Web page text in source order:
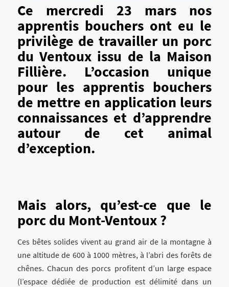
Ce mercredi 23 mars nos
apprentis bouchers ont eu le
privilège de travailler un porc
du Ventoux issu de la Maison
Fillière. L’occasion unique
pour les apprentis bouchers
de mettre en application leurs
connaissances et d’apprendre
autour de cet animal
d’exception.
Mais alors, qu’est-ce que le
porc du Mont-Ventoux ?
Ces bêtes solides vivent au grand air de la montagne à
une altitude de 600 à 1000 mètres, à l’abri des forêts de
chênes. Chacun des porcs profitent d’un large espace
(l’espace dédiée de production est délimité dans un